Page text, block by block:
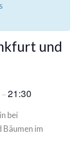
und
–21:30